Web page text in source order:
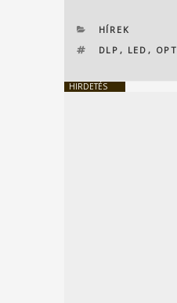
KATEGÓRIÁK
HÍREK
CÍMKÉK
DLP , LED ,
HIRDETÉS